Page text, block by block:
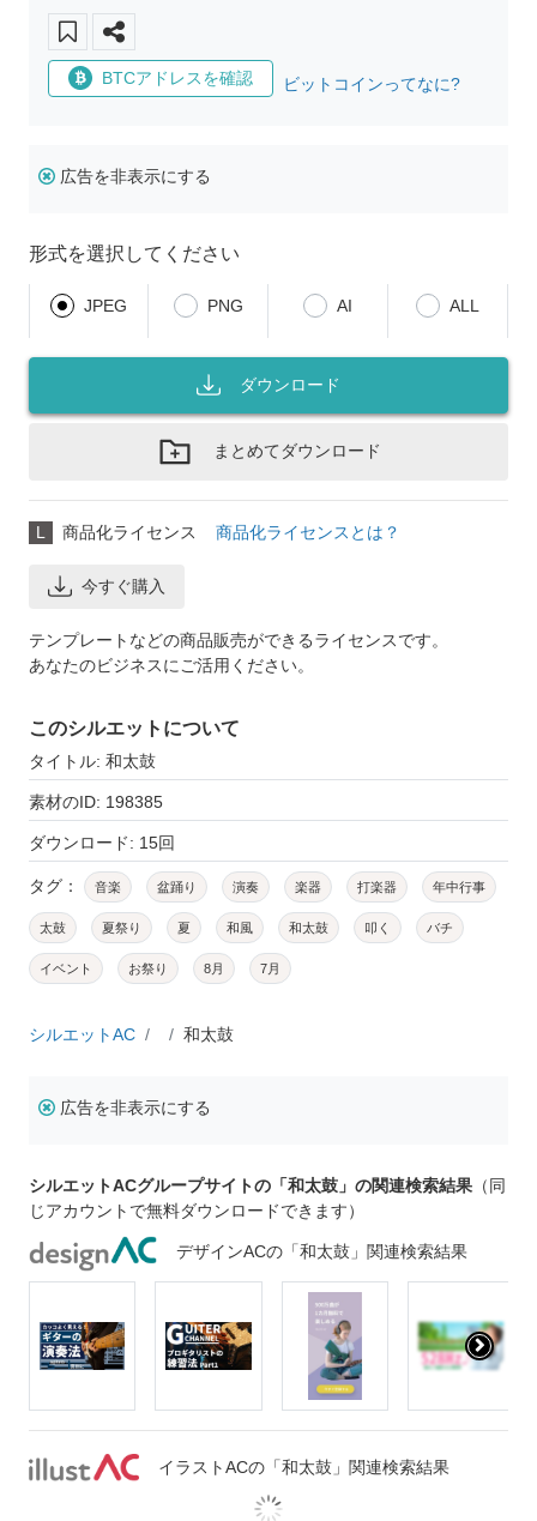
BTCアドレスを確認 ビットコインってなに?
広告を非表示にする
形式を選択してください
JPEG PNG AI ALL
ダウンロード
まとめてダウンロード
L 商品化ライセンス 商品化ライセンスとは？
今すぐ購入
テンプレートなどの商品販売ができるライセンスです。
あなたのビジネスにご活用ください。
このシルエットについて
タイトル: 和太鼓
素材のID: 198385
ダウンロード: 15回
タグ： 音楽 盆踊り 演奏 楽器 打楽器 年中行事
太鼓 夏祭り 夏 和風 和太鼓 叩く バチ
イベント お祭り 8月 7月
シルエットAC 和太鼓
広告を非表示にする
シルエットACグループサイトの「和太鼓」の関連検索結果 （同
じアカウントで無料ダウンロードできます）
デザインACの「和太鼓」関連検索結果
イラストACの「和太鼓」関連検索結果